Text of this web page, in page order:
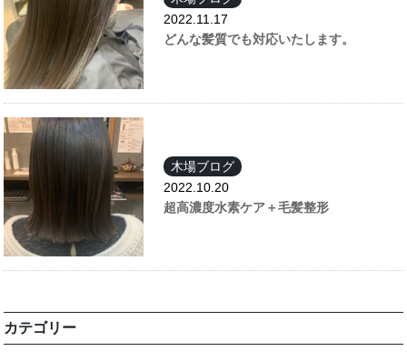
2022.11.17
どんな髪質でも対応いたします。
木場ブログ
2022.10.20
超高濃度水素ケア＋毛髪整形
カテゴリー